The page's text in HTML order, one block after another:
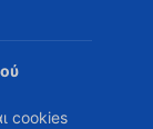
cookies